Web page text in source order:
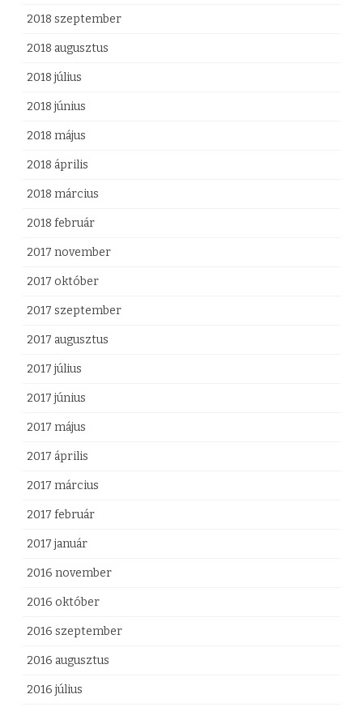
2018 szeptember
2018 augusztus
2018 július
2018 június
2018 május
2018 április
2018 március
2018 február
2017 november
2017 október
2017 szeptember
2017 augusztus
2017 július
2017 június
2017 május
2017 április
2017 március
2017 február
2017 január
2016 november
2016 október
2016 szeptember
2016 augusztus
2016 július